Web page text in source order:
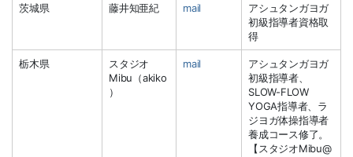
茨城県 藤井知亜紀 mail
アシュタンガヨガ
初級指導者資格取
得
栃木県
スタジオ
Mibu（akiko
）
mail
アシュタンガヨガ
初級指導者、
SLOW-FLOW
YOGA指導者、ラ
ジヨガ体操指導者
養成コース修了。
【スタジオMibu@